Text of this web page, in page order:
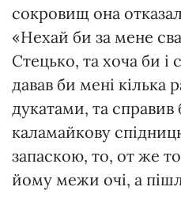
сокровищ она
«Нехай би за мене
Стецько, та хоча би і
давав би мені кілька
дукатами, та справив
каламайкову
запаскою, то, от же
йому межи очі, а